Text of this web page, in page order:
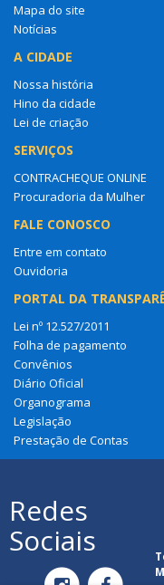
Mapa do site
Notícias
A CIDADE
Nossa história
Hino da cidade
Lei de criação
SERVIÇOS
CONTRACHEQUE ONLINE
Procuradoria da Mulher
FALE CONOSCO
Entre em contato
Ouvidoria
PORTAL DA
Lei nº 12.527/2011
Folha de pagamento
Convênios
Diário Oficial
Organograma
Legislação
Prestação de Contas
Redes
Sociais